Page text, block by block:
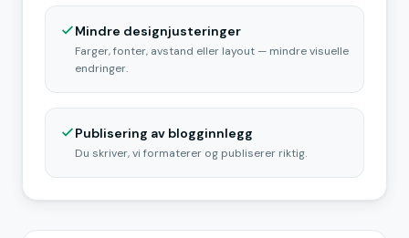
Mindre designjusteringer
Farger, fonter, avstand eller layout — mindre visuelle
endringer.
Publisering av blogginnlegg
Du skriver, vi formaterer og publiserer riktig.